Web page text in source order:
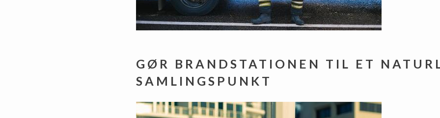
GØR BRANDSTATIONEN TIL ET
SAMLINGSPUNKT